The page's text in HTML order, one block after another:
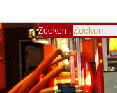
Zoeken :